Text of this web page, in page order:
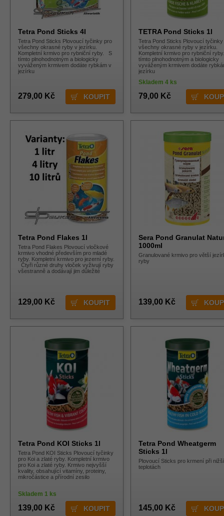
Tetra Pond Sticks 4l
Tetra Pond Sticks Plovoucí tyčinky pro
všechny okrasné ryby v jezírku.
Kompletní krmivo pro rybniční ryby. S
tímto plnohodnotným a biologicky
vyváženým krmivem dodáte rybkám v
jezírku
279,00 Kč
TETRA Pond Sticks 1l
Tetra Pond Sticks Plovoucí tyčinky
všechny okrasné ryby v jezírku.
Kompletní krmivo pro rybniční
tímto plnohodnotným a biologicky
vyváženým krmivem dodáte
jezírku
Skladem 4 ks
79,00 Kč
Tetra Pond Flakes 1l
Tetra Pond Flakes Plovoucí vločkové
krmivo vhodné především pro mladé
ryby. Kompletní krmivo pro jezerní ryby.
Čtyři různé druhy vloček vyživují ryby
všestranně a dodávají jim důležité
129,00 Kč
Sera Pond Granulat
1000ml
Granulované krmivo pro větší
ryby
139,00 Kč
Tetra Pond KOI Sticks 1l
Tetra Pond KOI Sticks Plovoucí tyčinky
pro Koi a zlaté ryby. Kompletní krmivo
pro Koi a zlaté ryby. Krmivo nejvyšší
kvality, obsahující vitamíny, proteiny,
mikročástice a přírodní zesilo
Skladem 1 ks
139,00 Kč
Tetra Pond Wheatgerm
Sticks 1l
Plovoucí Sticks pro krmení při
teplotách
145,00 Kč